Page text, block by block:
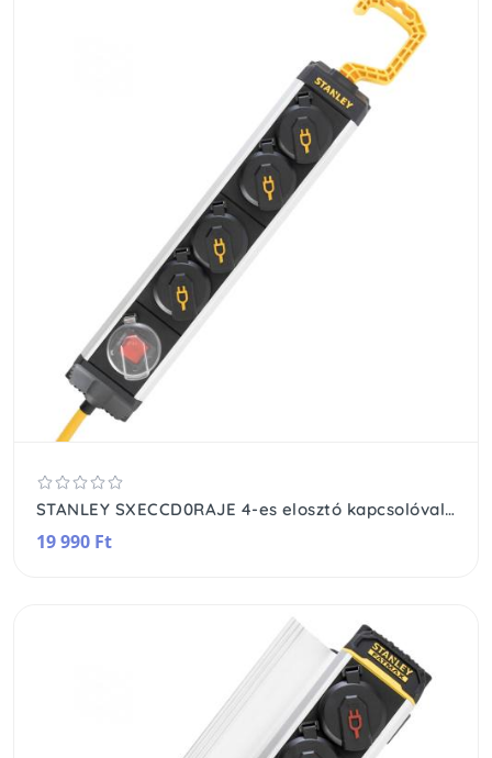
STANLEY SXECCD0RAJE 4-es elosztó kapcsolóval, 5 m, IP44-es védelem, alumínium ház, felakasztható, beltérben is használható, H07RN-F 3G1,5 mm2 kábel
19 990 Ft